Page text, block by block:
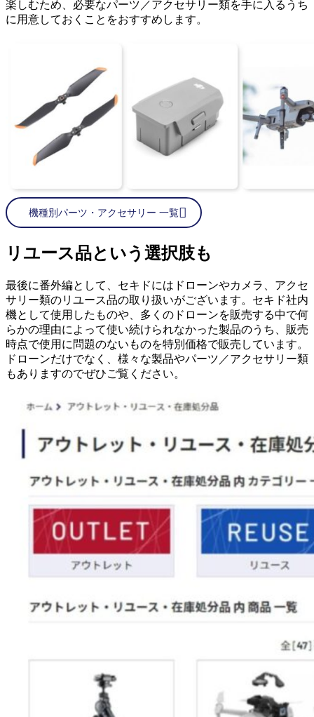
楽しむため、必要なパーツ／アクセサリー類を手に入るうち
に用意しておくことをおすすめします。
機種別パーツ・アクセサリー 一覧
リユース品という選択肢も
最後に番外編として、セキドにはドローンやカメラ、アクセ
サリー類のリユース品の取り扱いがございます。セキド社内
機として使用したものや、多くのドローンを販売する中で何
らかの理由によって使い続けられなかった製品のうち、販売
時点で使用に問題のないものを特別価格で販売しています。
ドローンだけでなく、様々な製品やパーツ／アクセサリー類
もありますのでぜひご覧ください。